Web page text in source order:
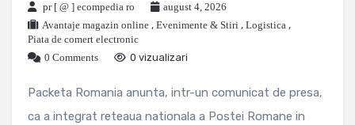
pr [ @ ] ecompedia ro
august 4, 2026
Avantaje magazin online , Evenimente & Stiri , Logistica ,
Piata de comert electronic
0 Comments
0 vizualizari
Packeta Romania anunta, intr-un comunicat de presa,
ca a integrat reteaua nationala a Postei Romane in